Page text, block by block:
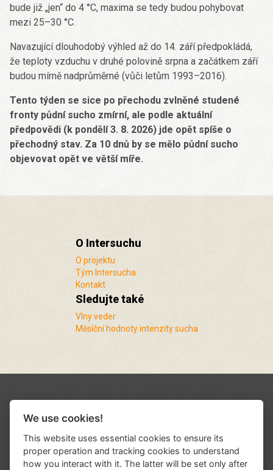
bude již „jen“ do 4 °C, maxima se tedy budou pohybovat
mezi 25–30 °C.
Navazující dlouhodobý výhled až do 14. září předpokládá,
že teploty vzduchu v druhé polovině srpna a začátkem září
budou mírně nadprůměrné (vůči letům 1993–2016).
Tento týden se sice po přechodu zvlněné studené
fronty půdní sucho zmírní, ale podle aktuální
předpovědi (k pondělí 3. 8. 2026) jde opět spíše o
přechodný stav. Za 10 dnů by se mělo půdní sucho
objevovat opět ve větší míře.
O Intersuchu
O projektu
Tým Intersucha
Kontakt
Sledujte také
Vlny veder
Měsíční hodnoty intenzity sucha
We use cookies!
This website uses essential cookies to ensure its
proper operation and tracking cookies to understand
how you interact with it. The latter will be set only after